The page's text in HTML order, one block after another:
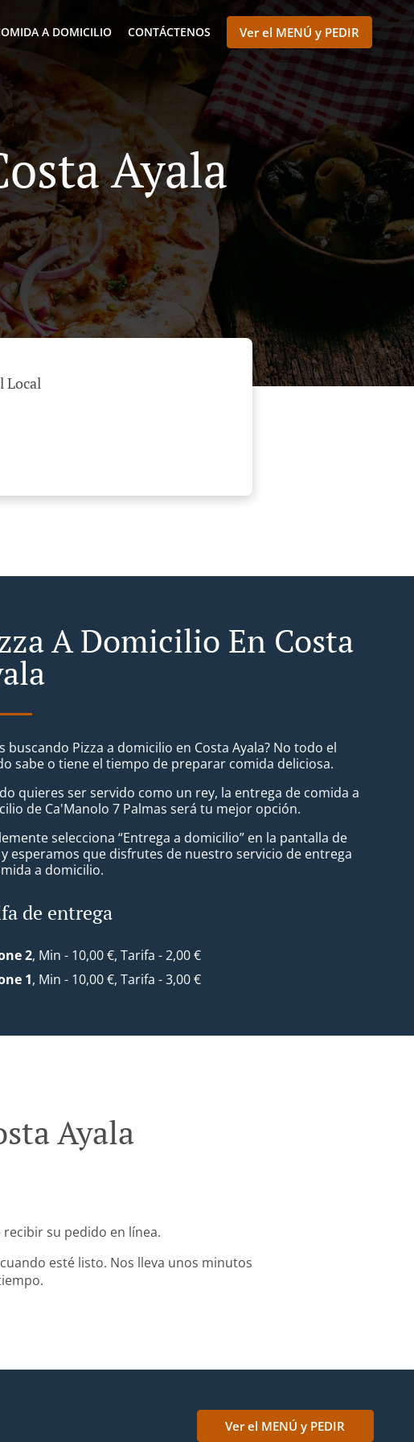
A DOMICILIO CONTÁCTENOS Ver el MENÚ y PEDIR
Ayala
Local
A Domicilio En Costa
buscando Pizza a domicilio en Costa Ayala? No todo el
sabe o tiene el tiempo de preparar comida deliciosa.
quieres ser servido como un rey, la entrega de comida a
de Ca'Manolo 7 Palmas será tu mejor opción.
selecciona “Entrega a domicilio” en la pantalla de
esperamos que disfrutes de nuestro servicio de entrega
a domicilio.
de entrega
2, Min - 10,00 €, Tarifa - 2,00 €
1, Min - 10,00 €, Tarifa - 3,00 €
Ayala
recibir su pedido en línea.
esté listo. Nos lleva unos minutos
Ver el MENÚ y PEDIR